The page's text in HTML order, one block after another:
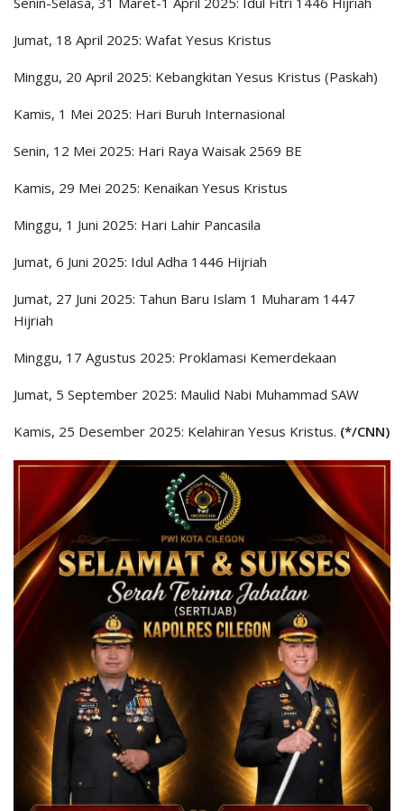
Jumat, 18 April 2025: Wafat Yesus Kristus
Minggu, 20 April 2025: Kebangkitan Yesus Kristus (Paskah)
Kamis, 1 Mei 2025: Hari Buruh Internasional
Senin, 12 Mei 2025: Hari Raya Waisak 2569 BE
Kamis, 29 Mei 2025: Kenaikan Yesus Kristus
Minggu, 1 Juni 2025: Hari Lahir Pancasila
Jumat, 6 Juni 2025: Idul Adha 1446 Hijriah
Jumat, 27 Juni 2025: Tahun Baru Islam 1 Muharam 1447
Hijriah
Minggu, 17 Agustus 2025: Proklamasi Kemerdekaan
Jumat, 5 September 2025: Maulid Nabi Muhammad SAW
Kamis, 25 Desember 2025: Kelahiran Yesus Kristus. (*/CNN)